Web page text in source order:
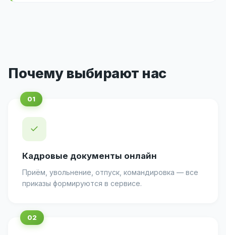
Почему выбирают нас
✓
Кадровые документы онлайн
Приём, увольнение, отпуск, командировка — все
приказы формируются в сервисе.